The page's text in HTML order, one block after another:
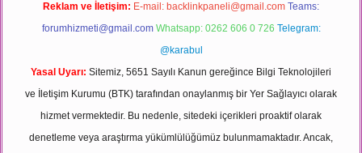
Reklam ve İletişim: E-mail: backlinkpaneli@gmail.com Teams:
forumhizmeti@gmail.com Whatsapp: 0262 606 0 726 Telegram:
@karabul
Yasal Uyarı: Sitemiz, 5651 Sayılı Kanun gereğince Bilgi Teknolojileri
ve İletişim Kurumu (BTK) tarafından onaylanmış bir Yer Sağlayıcı olarak
hizmet vermektedir. Bu nedenle, sitedeki içerikleri proaktif olarak
denetleme veya araştırma yükümlülüğümüz bulunmamaktadır. Ancak,